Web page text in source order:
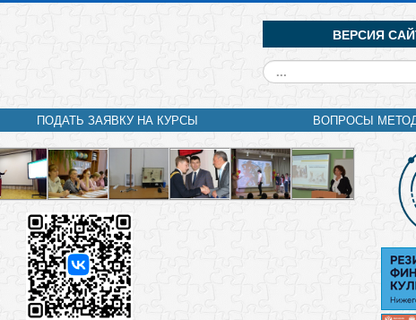
ВЕРСИЯ
Искать...
ПОДАТЬ ЗАЯВКУ НА КУРСЫ ВОПРОСЫ